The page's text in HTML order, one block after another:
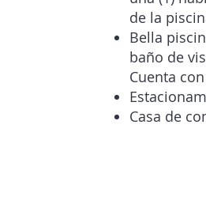
de la
Bella
baño de
Cuenta
Casa de